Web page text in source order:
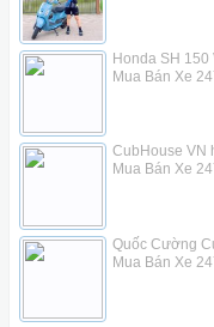
Honda SH 150
Mua Bán Xe
CubHouse VN
Mua Bán Xe
Quốc Cường
Mua Bán Xe